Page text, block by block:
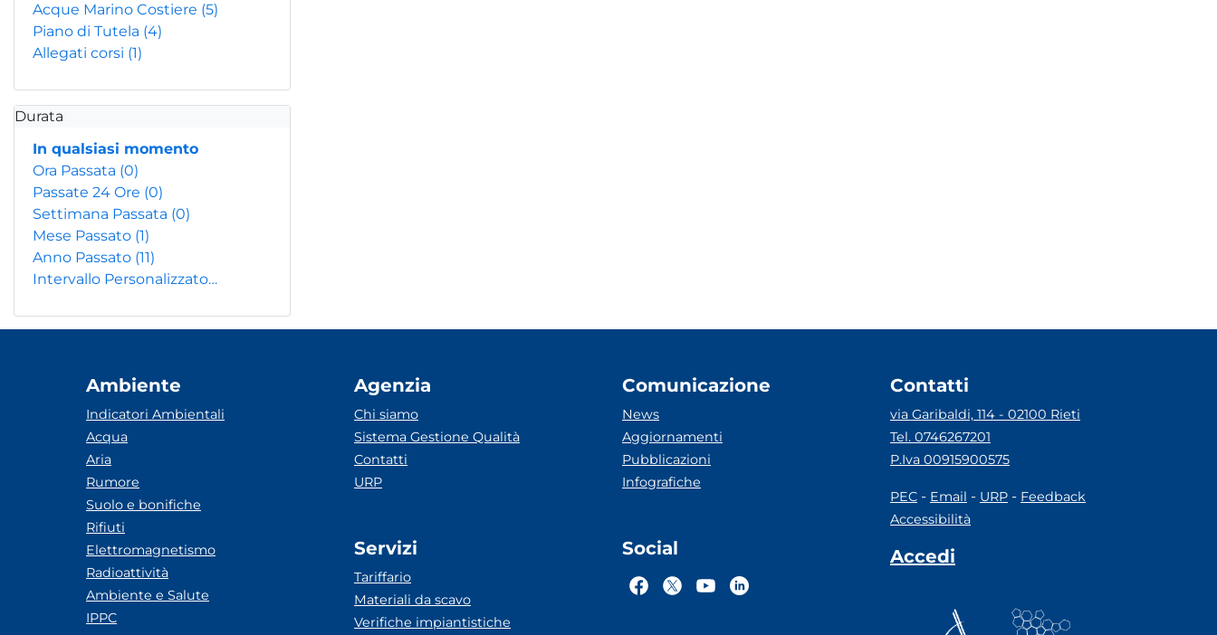
Acque Marino Costiere (5)
Piano di Tutela (4)
Allegati corsi (1)
Durata
In qualsiasi momento
Ora Passata (0)
Passate 24 Ore (0)
Settimana Passata (0)
Mese Passato (1)
Anno Passato (11)
Intervallo Personalizzato…
Ambiente
Indicatori Ambientali
Acqua
Aria
Rumore
Suolo e bonifiche
Rifiuti
Elettromagnetismo
Radioattività
Ambiente e Salute
IPPC
Agenzia
Chi siamo
Sistema Gestione Qualità
Contatti
URP
Servizi
Tariffario
Materiali da scavo
Verifiche impiantistiche
Comunicazione
News
Aggiornamenti
Pubblicazioni
Infografiche
Social
Contatti
via Garibaldi, 114 - 02100 Rieti
Tel. 0746267201
P.Iva 00915900575
PEC - Email - URP - Feedback
Accessibilità
Accedi